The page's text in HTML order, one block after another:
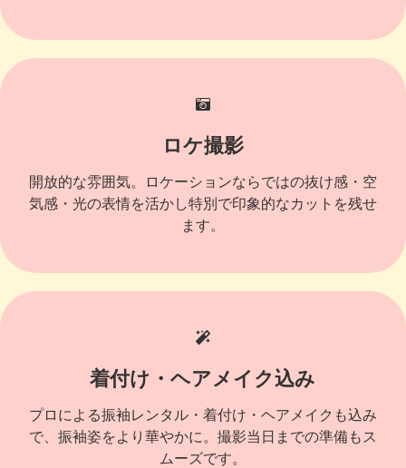
ロケ撮影
開放的な雰囲気。ロケーションならではの抜け感・空
気感・光の表情を活かし特別で印象的なカットを残せ
ます。
着付け・ヘアメイク込み
プロによる振袖レンタル・着付け・ヘアメイクも込み
で、振袖姿をより華やかに。撮影当日までの準備もス
ムーズです。